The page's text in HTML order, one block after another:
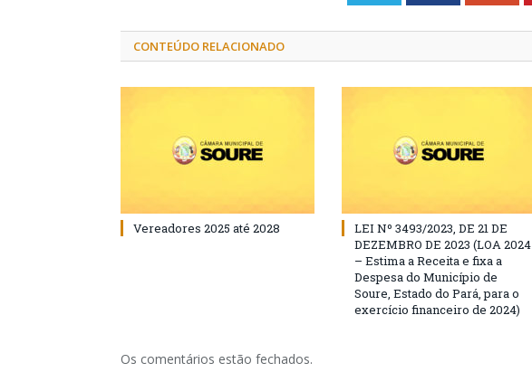
CONTEÚDO RELACIONADO
Vereadores 2025 até 2028
LEI Nº 3493/2023, DE 21 DE
DEZEMBRO DE 2023 (LOA 2024
– Estima a Receita e fixa a
Despesa do Município de
Soure, Estado do Pará, para o
exercício financeiro de 2024)
Os comentários estão fechados.